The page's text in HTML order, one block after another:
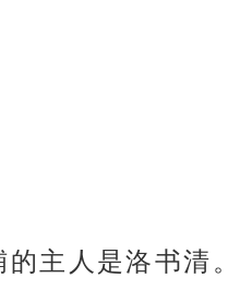
主人是洛书清。